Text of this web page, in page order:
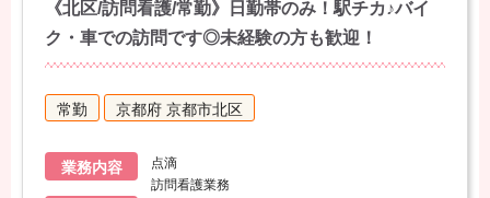
《北区/訪問看護/常勤》日勤帯のみ！駅チカ♪バイ
ク・車での訪問です◎未経験の方も歓迎！
常勤 京都府 京都市北区
業務内容
点滴
訪問看護業務